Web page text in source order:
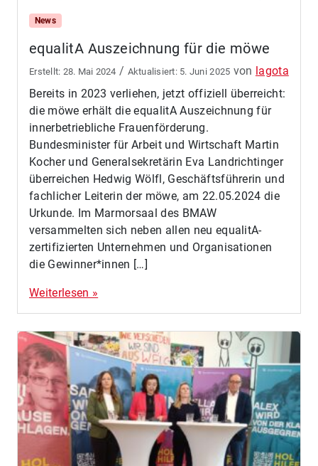
News
equalitA Auszeichnung für die möwe
28. Mai 2024 / 5. Juni 2025 von lagota
Bereits in 2023 verliehen, jetzt offiziell überreicht:
die möwe erhält die equalitA Auszeichnung für
innerbetriebliche Frauenförderung.
Bundesminister für Arbeit und Wirtschaft Martin
Kocher und Generalsekretärin Eva Landrichtinger
überreichen Hedwig Wölfl, Geschäftsführerin und
fachlicher Leiterin der möwe, am 22.05.2024 die
Urkunde. Im Marmorsaal des BMAW
versammelten sich neben allen neu equalitA-
zertifizierten Unternehmen und Organisationen
die Gewinner*innen […]
Weiterlesen »